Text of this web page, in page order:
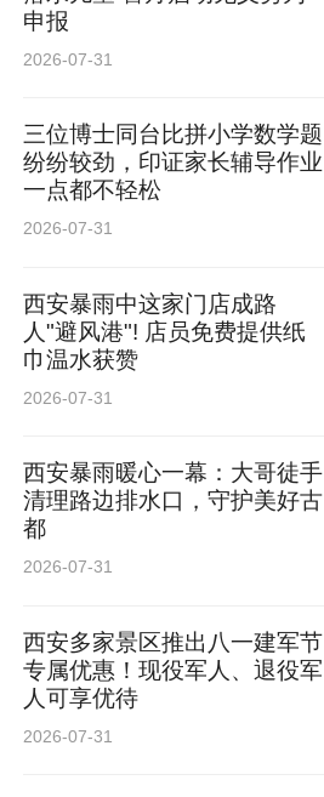
申报
2026-07-31
三位博士同台比拼小学数学题
纷纷较劲，印证家长辅导作业
一点都不轻松
2026-07-31
西安暴雨中这家门店成路
人"避风港"! 店员免费提供纸
巾温水获赞
2026-07-31
西安暴雨暖心一幕：大哥徒手
清理路边排水口，守护美好古
都
2026-07-31
西安多家景区推出八一建军节
专属优惠！现役军人、退役军
人可享优待
2026-07-31